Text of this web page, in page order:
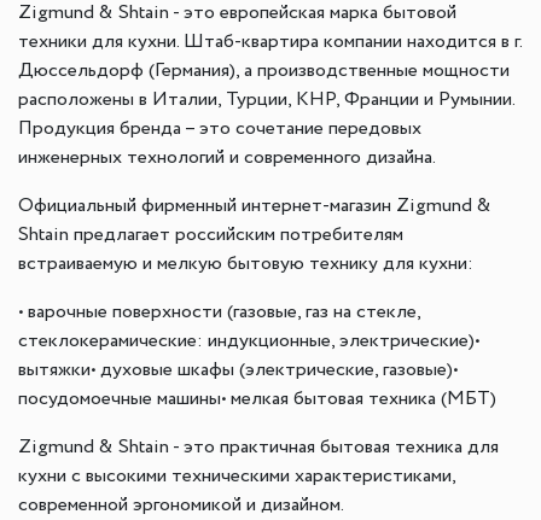
Zigmund & Shtain - это европейская марка бытовой
техники для кухни. Штаб-квартира компании находится в г.
Дюссельдорф (Германия), а производственные мощности
расположены в Италии, Турции, КНР, Франции и Румынии.
Продукция бренда – это сочетание передовых
инженерных технологий и современного дизайна.
Официальный фирменный интернет-магазин Zigmund &
Shtain предлагает российским потребителям
встраиваемую и мелкую бытовую технику для кухни:
• варочные поверхности (газовые, газ на стекле,
стеклокерамические: индукционные, электрические)•
вытяжки• духовые шкафы (электрические, газовые)•
посудомоечные машины• мелкая бытовая техника (МБТ)
Zigmund & Shtain - это практичная бытовая техника для
кухни с высокими техническими характеристиками,
современной эргономикой и дизайном.